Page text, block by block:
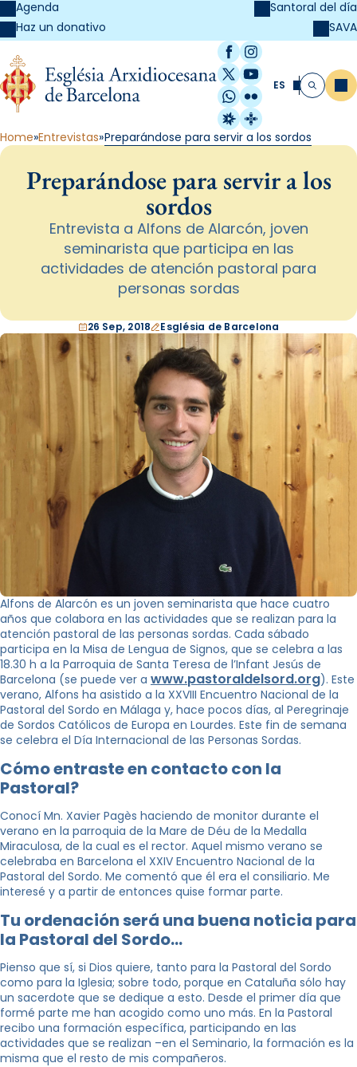
Agenda
Haz un donativo
Santoral del día
SAVA
Facebook
Instagram
X / Twitter
YouTube
WhatsApp
Flickr
Radio Estel
Catalunya
ES Buscar
Home Entrevistas Preparándose para servir a los sordos
Preparándose para servir a los
sordos
Entrevista a Alfons de Alarcón, joven
seminarista que participa en las
actividades de atención pastoral para
personas sordas
26 Sep, 2018 Església de Barcelona
Alfons de Alarcón es un joven seminarista que hace cuatro
años que colabora en las actividades que se realizan para la
atención pastoral de las personas sordas. Cada sábado
participa en la Misa de Lengua de Signos, que se celebra a las
18.30 h a la Parroquia de Santa Teresa de l’Infant Jesús de
Barcelona (se puede ver a www.pastoraldelsord.org). Este
verano, Alfons ha asistido a la XXVIII Encuentro Nacional de la
Pastoral del Sordo en Málaga y, hace pocos días, al Peregrinaje
de Sordos Católicos de Europa en Lourdes. Este fin de semana
se celebra el Día Internacional de las Personas Sordas.
Cómo entraste en contacto con la
Pastoral?
Conocí Mn. Xavier Pagès haciendo de monitor durante el
verano en la parroquia de la Mare de Déu de la Medalla
Miraculosa, de la cual es el rector. Aquel mismo verano se
celebraba en Barcelona el XXIV Encuentro Nacional de la
Pastoral del Sordo. Me comentó que él era el consiliario. Me
interesé y a partir de entonces quise formar parte.
Tu ordenación será una buena noticia para
la Pastoral del Sordo…
Pienso que sí, si Dios quiere, tanto para la Pastoral del Sordo
como para la Iglesia; sobre todo, porque en Cataluña sólo hay
un sacerdote que se dedique a esto. Desde el primer día que
formé parte me han acogido como uno más. En la Pastoral
recibo una formación específica, participando en las
actividades que se realizan –en el Seminario, la formación es la
misma que el resto de mis compañeros.